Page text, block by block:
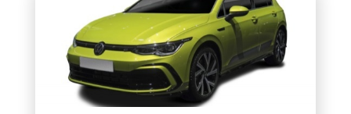
COOPER F67
COUPE R58 (1)
CRAFTER VAN (1)
DB11 COUPE